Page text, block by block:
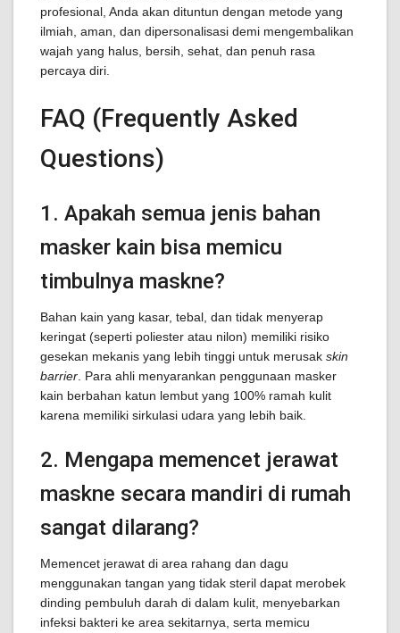
profesional, Anda akan dituntun dengan metode yang
ilmiah, aman, dan dipersonalisasi demi mengembalikan
wajah yang halus, bersih, sehat, dan penuh rasa
percaya diri.
FAQ (Frequently Asked
Questions)
1. Apakah semua jenis bahan
masker kain bisa memicu
timbulnya maskne?
Bahan kain yang kasar, tebal, dan tidak menyerap
keringat (seperti poliester atau nilon) memiliki risiko
gesekan mekanis yang lebih tinggi untuk merusak skin
barrier . Para ahli menyarankan penggunaan masker
kain berbahan katun lembut yang 100% ramah kulit
karena memiliki sirkulasi udara yang lebih baik.
2. Mengapa memencet jerawat
maskne secara mandiri di rumah
sangat dilarang?
Memencet jerawat di area rahang dan dagu
menggunakan tangan yang tidak steril dapat merobek
dinding pembuluh darah di dalam kulit, menyebarkan
infeksi bakteri ke area sekitarnya, serta memicu